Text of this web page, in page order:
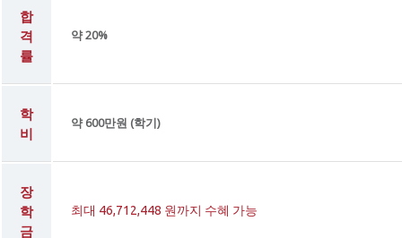
합
격
률
약 20%
학
비
약 600만원 (학기)
장
학
금
최대 46,712,448 원까지 수혜 가능